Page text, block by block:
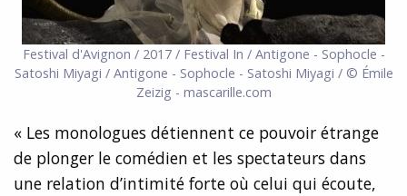
Festival d'Avignon / 2017 / Festival In / Antigone - Sophocle -
Satoshi Miyagi / Antigone - Sophocle - Satoshi Miyagi / © Émile
Zeizig - mascarille.com
« Les monologues détiennent ce pouvoir étrange
de plonger le comédien et les spectateurs dans
une relation d’intimité forte où celui qui écoute,